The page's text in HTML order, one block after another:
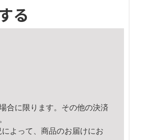
る
合に限ります。その他の決済
よって、商品のお届けにお